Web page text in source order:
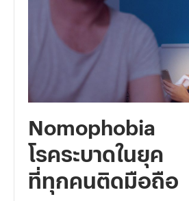
Nomophobia
โรคระบาดในยุค
ที่ทุกคนติดมือถือ